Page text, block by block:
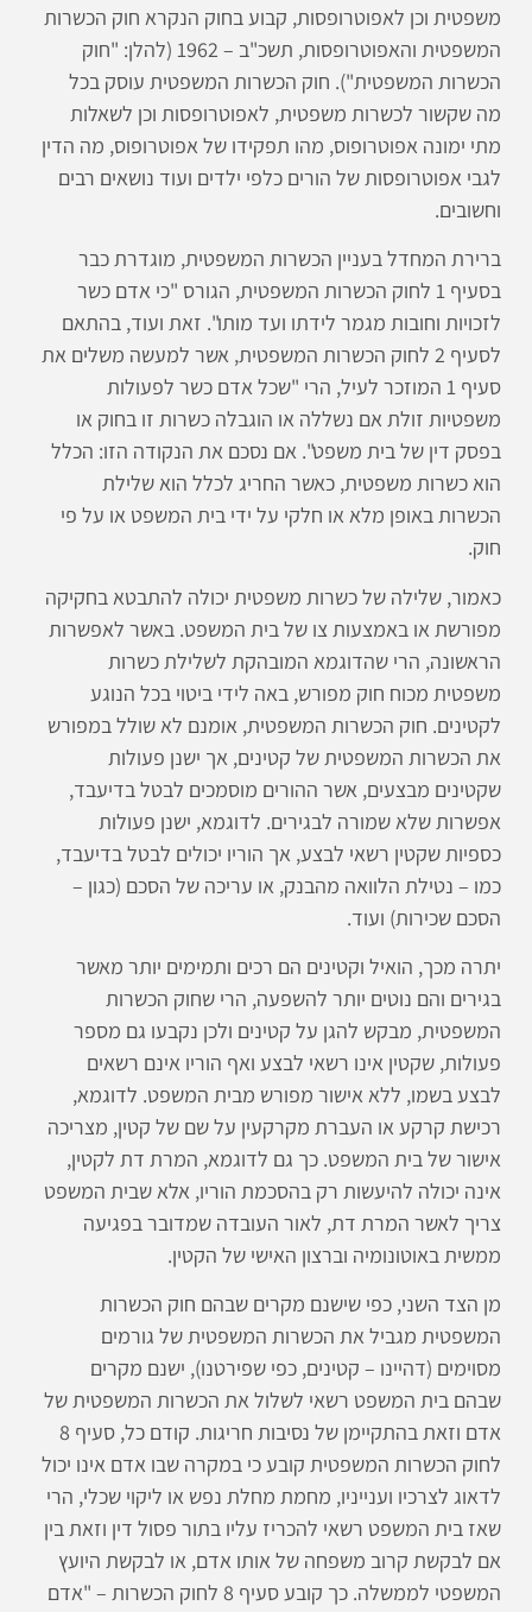
משפטית וכן לאפוטרופסות, קבוע בחוק הנקרא חוק הכשרות
המשפטית והאפוטרופסות, תשכ"ב – 1962 (להלן: "חוק
הכשרות המשפטית"). חוק הכשרות המשפטית עוסק בכל
מה שקשור לכשרות משפטית, לאפוטרופסות וכן לשאלות
מתי ימונה אפוטרופוס, מהו תפקידו של אפוטרופוס, מה הדין
לגבי אפוטרופסות של הורים כלפי ילדים ועוד נושאים רבים
וחשובים.
ברירת המחדל בעניין הכשרות המשפטית, מוגדרת כבר
בסעיף 1 לחוק הכשרות המשפטית, הגורס "כי אדם כשר
לזכויות וחובות מגמר לידתו ועד מותו". זאת ועוד, בהתאם
לסעיף 2 לחוק הכשרות המשפטית, אשר למעשה משלים את
סעיף 1 המוזכר לעיל, הרי "שכל אדם כשר לפעולות
משפטיות זולת אם נשללה או הוגבלה כשרות זו בחוק או
בפסק דין של בית משפט". אם נסכם את הנקודה הזו: הכלל
הוא כשרות משפטית, כאשר החריג לכלל הוא שלילת
הכשרות באופן מלא או חלקי על ידי בית המשפט או על פי
חוק.
כאמור, שלילה של כשרות משפטית יכולה להתבטא בחקיקה
מפורשת או באמצעות צו של בית המשפט. באשר לאפשרות
הראשונה, הרי שהדוגמא המובהקת לשלילת כשרות
משפטית מכוח חוק מפורש, באה לידי ביטוי בכל הנוגע
לקטינים. חוק הכשרות המשפטית, אומנם לא שולל במפורש
את הכשרות המשפטית של קטינים, אך ישנן פעולות
שקטינים מבצעים, אשר ההורים מוסמכים לבטל בדיעבד,
אפשרות שלא שמורה לבגירים. לדוגמא, ישנן פעולות
כספיות שקטין רשאי לבצע, אך הוריו יכולים לבטל בדיעבד,
כמו – נטילת הלוואה מהבנק, או עריכה של הסכם (כגון –
הסכם שכירות) ועוד.
יתרה מכך, הואיל וקטינים הם רכים ותמימים יותר מאשר
בגירים והם נוטים יותר להשפעה, הרי שחוק הכשרות
המשפטית, מבקש להגן על קטינים ולכן נקבעו גם מספר
פעולות, שקטין אינו רשאי לבצע ואף הוריו אינם רשאים
לבצע בשמו, ללא אישור מפורש מבית המשפט. לדוגמא,
רכישת קרקע או העברת מקרקעין על שם של קטין, מצריכה
אישור של בית המשפט. כך גם לדוגמא, המרת דת לקטין,
אינה יכולה להיעשות רק בהסכמת הוריו, אלא שבית המשפט
צריך לאשר המרת דת, לאור העובדה שמדובר בפגיעה
ממשית באוטונומיה וברצון האישי של הקטין.
מן הצד השני, כפי שישנם מקרים שבהם חוק הכשרות
המשפטית מגביל את הכשרות המשפטית של גורמים
מסוימים (דהיינו – קטינים, כפי שפירטנו), ישנם מקרים
שבהם בית המשפט רשאי לשלול את הכשרות המשפטית של
אדם וזאת בהתקיימן של נסיבות חריגות. קודם כל, סעיף 8
לחוק הכשרות המשפטית קובע כי במקרה שבו אדם אינו יכול
לדאוג לצרכיו וענייניו, מחמת מחלת נפש או ליקוי שכלי, הרי
שאז בית המשפט רשאי להכריז עליו בתור פסול דין וזאת בין
אם לבקשת קרוב משפחה של אותו אדם, או לבקשת היועץ
המשפטי לממשלה. כך קובע סעיף 8 לחוק הכשרות – "אדם